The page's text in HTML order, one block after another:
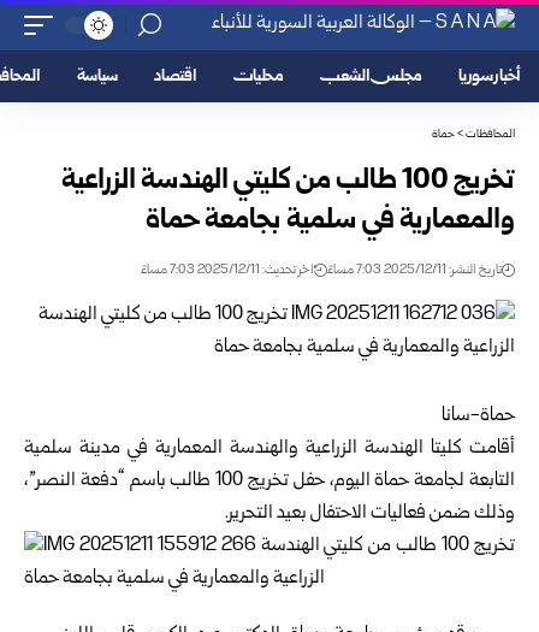
أخبار سوريا مجلس الشعب محليات اقتصاد سياسة
المحافظات>حماة
تخريج 100 طالب من كليتي الهندسة الزراعية
والمعمارية في سلمية بجامعة حماة
تاريخ النشر: 2025/12/11 7:03 مساءً اخر تحديث: 2025/12/11 7:03 مساءً
حماة-سانا
أقامت كليتا الهندسة الزراعية والهندسة المعمارية في مدينة سلمية
التابعة لجامعةحماة
اليوم، حفل تخريج 100 طالب باسم “دفعة النصر”،
وذلك ضمن فعاليات الاحتفال بعيد التحرير.